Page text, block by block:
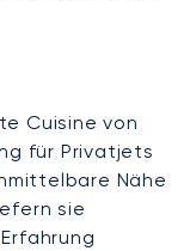
Cuisine von
für Privatjets
Nähe
sie